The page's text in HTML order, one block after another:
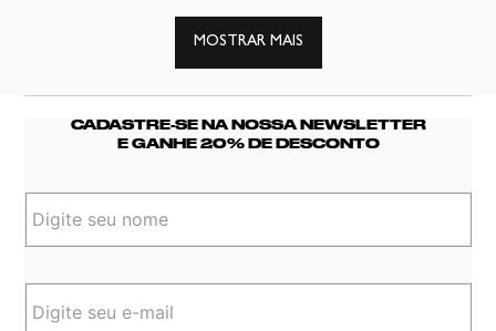
MOSTRAR MAIS
CADASTRE-SE NA NOSSA NEWSLETTER
E GANHE 20% DE DESCONTO